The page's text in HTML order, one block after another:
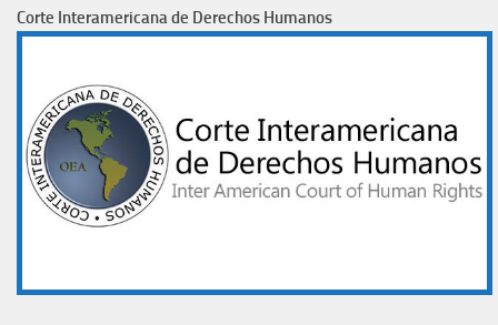
Corte Interamericana de Derechos Humanos